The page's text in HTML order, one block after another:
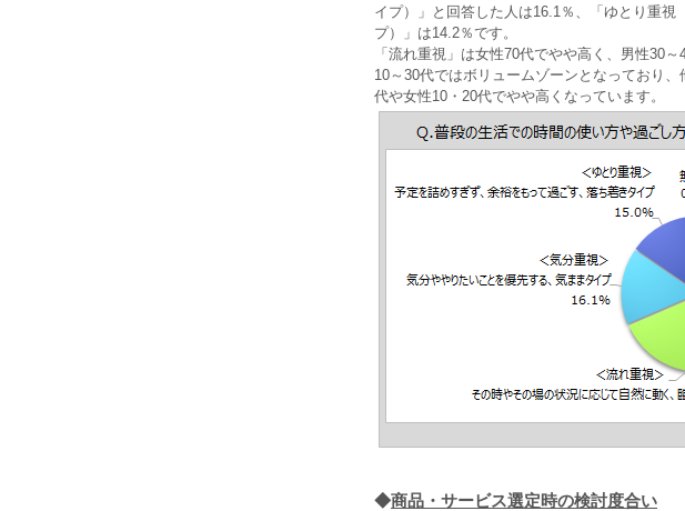
イプ）」と回答した人は16.1％、「ゆとり重
プ）」は14.2％です。
「流れ重視」は女性70代でやや高く、男性30
10～30代ではボリュームゾーンとなっており
代や女性10・20代でやや高くなっています。
◆商品・サービス選定時の検討度合い